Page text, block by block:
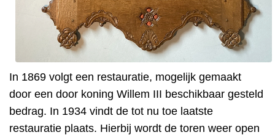
In 1869 volgt een restauratie, mogelijk gemaakt
door een door koning Willem III beschikbaar gesteld
bedrag. In 1934 vindt de tot nu toe laatste
restauratie plaats. Hierbij wordt de toren weer open